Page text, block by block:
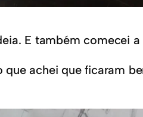
E também comecei
achei que ficaram